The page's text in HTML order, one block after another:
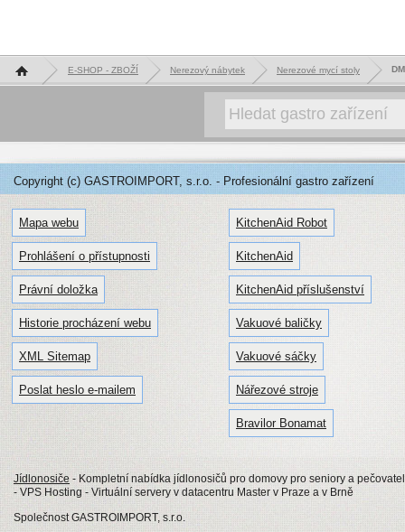
Hlavní stránka E-SHOP - ZBOŽÍ Nerezový nábytek Nerezové mycí stoly
Copyright (c) GASTROIMPORT, s.r.o. - Profesionální gastro zařízení
Mapa webu
Prohlášení o přístupnosti
Právní doložka
Historie procházení webu
XML Sitemap
Poslat heslo e-mailem
KitchenAid Robot
KitchenAid
KitchenAid příslušenství
Vakuové baličky
Vakuové sáčky
Nářezové stroje
Bravilor Bonamat
Jídlonosiče - Kompletní nabídka jídlonosičů pro domovy pro seniory a
- VPS Hosting - Virtuální servery v datacentru Master v Praze a v Brně
Společnost GASTROIMPORT, s.r.o.